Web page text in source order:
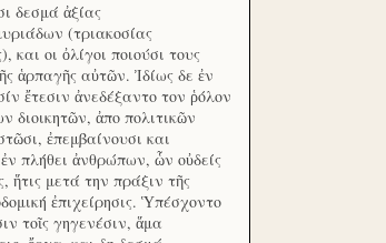
δεσμά ἀξίας
(τριακοσίας
και οι ὀλίγοι ποιούσι τους
ἁρπαγῆς αὐτῶν. Ἰδίως δε ἐν
ἔτεσιν ἀνεδέξαντο τον ῥόλον
διοικητῶν, ἀπο πολιτικῶν
ἐπεμβαίνουσι και
πλήθει ἀνθρώπων, ὧν οὐδείς
ἥτις μετά την πράξιν τῆς
ἐπιχείρησις. Ὑπέσχοντο
τοῖς γηγενέσιν, ἅμα